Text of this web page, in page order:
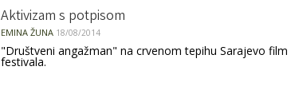
Aktivizam s potpisom
EMINA ŽUNA 18/08/2014
"Društveni angažman" na crvenom tepihu Sarajevo film
festivala.